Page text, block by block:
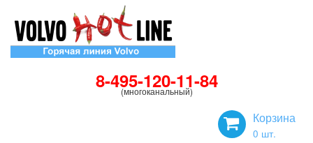
8-495-120-11-84
(многоканальный)
Корзина
0 шт.